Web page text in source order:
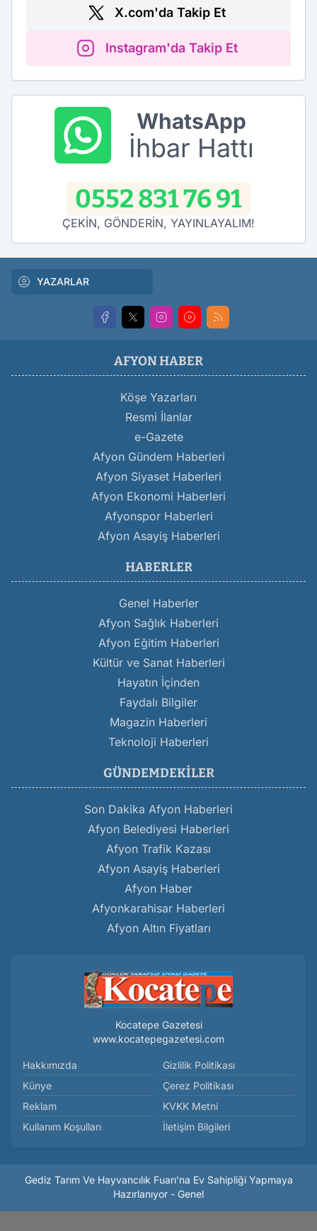
X.com'da Takip Et
Instagram'da Takip Et
WhatsApp
İhbar Hattı
0552 831 76 91
ÇEKİN, GÖNDERİN, YAYINLAYALIM!
YAZARLAR
AFYON HABER
Köşe Yazarları
Resmi İlanlar
e-Gazete
Afyon Gündem Haberleri
Afyon Siyaset Haberleri
Afyon Ekonomi Haberleri
Afyonspor Haberleri
Afyon Asayiş Haberleri
HABERLER
Genel Haberler
Afyon Sağlık Haberleri
Afyon Eğitim Haberleri
Kültür ve Sanat Haberleri
Hayatın İçinden
Faydalı Bilgiler
Magazin Haberleri
Teknoloji Haberleri
GÜNDEMDEKILER
Son Dakika Afyon Haberleri
Afyon Belediyesi Haberleri
Afyon Trafik Kazası
Afyon Asayiş Haberleri
Afyon Haber
Afyonkarahisar Haberleri
Afyon Altın Fiyatları
Kocatepe Gazetesi
www.kocatepegazetesi.com
Hakkımızda
Künye
Reklam
Kullanım Koşulları
Gizlilik Politikası
Çerez Politikası
KVKK Metni
İletişim Bilgileri
Gediz Tarım Ve Hayvancılık Fuarı'na Ev Sahipliği Yapmaya
Hazırlanıyor - Genel